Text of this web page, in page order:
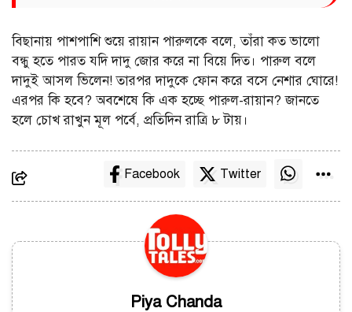
বিছানায় পাশপাশি শুয়ে রায়ান পারুলকে বলে, তাঁরা কত ভালো
বন্ধু হতে পারত যদি দাদু জোর করে না বিয়ে দিত। পারুল বলে
দাদুই আসল ভিলেন! তারপর দাদুকে ফোন করে বসে নেশার ঘোরে!
এরপর কি হবে? অবশেষে কি এক হচ্ছে পারুল-রায়ান? জানতে
হলে চোখ রাখুন মূল পর্বে, প্রতিদিন রাত্রি ৮ টায়।
Facebook Twitter
Piya Chanda